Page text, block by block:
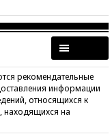
рекомендательные
информации
относящихся к
находящихся на